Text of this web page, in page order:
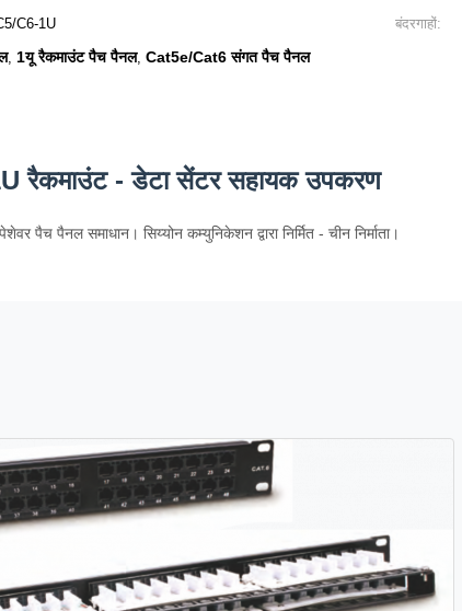
C6-1U बंदरगाहों:
, 1यू रैकमाउंट पैच पैनल, Cat5e/Cat6 संगत पैच पैनल
रैकमाउंट - डेटा सेंटर सहायक उपकरण
पैच पैनल समाधान। सिय्योन कम्युनिकेशन द्वारा निर्मित - चीन निर्माता।